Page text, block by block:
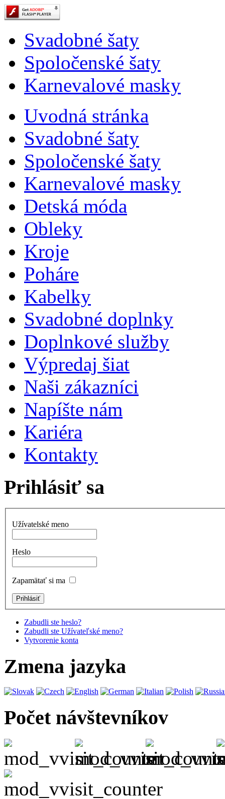
Svadobné šaty
Spoločenské šaty
Karnevalové masky
Uvodná stránka
Svadobné šaty
Spoločenské šaty
Karnevalové masky
Detská móda
Obleky
Kroje
Poháre
Kabelky
Svadobné doplnky
Doplnkové služby
Výpredaj šiat
Naši zákazníci
Napíšte nám
Kariéra
Kontakty
Prihlásiť sa
Užívatelské meno
Heslo
Zapamätať si ma
Zabudli ste heslo?
Zabudli ste Užívateľské meno?
Vytvorenie konta
Zmena jazyka
Počet návštevníkov